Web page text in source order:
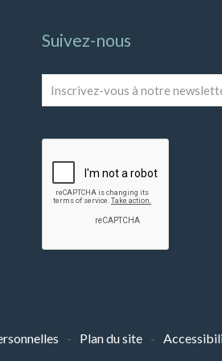
Suivez-nous
vous
newsletter
Plan du site